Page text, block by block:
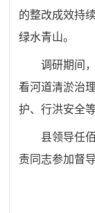
的整改成效持
绿水青山。
调研期间
看河道清淤治
护、行洪安全
县领导任
责同志参加督导